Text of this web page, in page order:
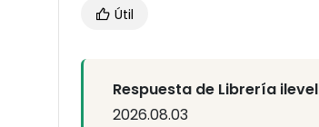
Útil
Respuesta de Librería ilevel
2026.08.03